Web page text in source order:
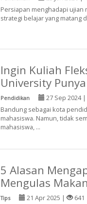
Persiapan menghadapi ujian
strategi belajar yang matang
Ingin Kuliah
University
Pendidikan 27 Sep 2024 |
Bandung sebagai kota
mahasiswa. Namun, tidak
mahasiswa, ...
5 Alasan
Mengulas
Tips 21 Apr 2025 | 641